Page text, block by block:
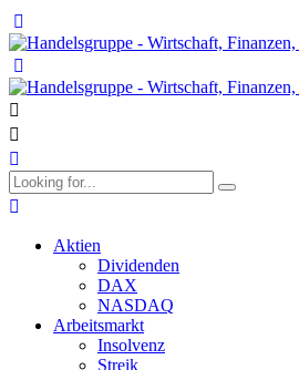
Aktien
Dividenden
DAX
NASDAQ
Arbeitsmarkt
Insolvenz
Streik